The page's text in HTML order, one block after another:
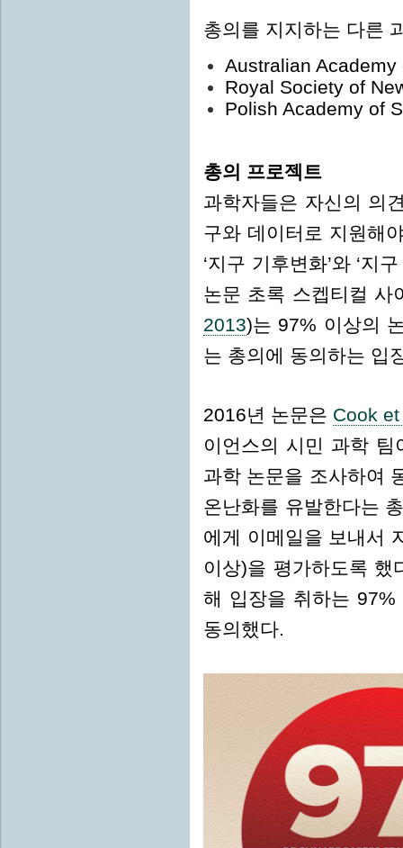
총의를 지지하는 다른
Australian Academy
Royal Society of
Polish Academy of
총의 프로젝트
과학자들은 자신의 의
구와 데이터로 지원해
‘지구 기후변화’와 ‘지
논문 초록 스켑티컬 사
2013)는 97% 이상의
는 총의에 동의하는 입
2016년 논문은 Cook
이언스의 시민 과학
과학 논문을 조사하여
온난화를 유발한다는
에게 이메일을 보내서
이상)을 평가하도록
해 입장을 취하는
동의했다.